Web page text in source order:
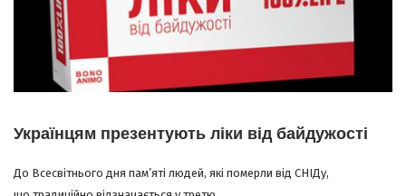
Українцям презентують ліки від байдужості
До Всесвітнього дня пам’яті людей, які померли від СНІДу,